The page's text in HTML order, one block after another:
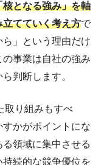
となる強み」を軸
てていく考え方で
」という理由だけ
事業は自社の強み
判断します。
取り組みもすべ
かがポイントにな
領域に集中させる
続的な競争優位を